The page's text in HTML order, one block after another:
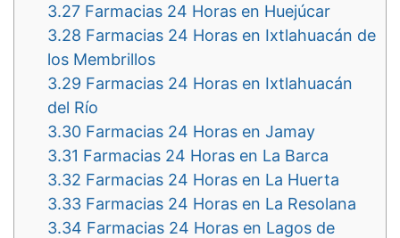
3.27 Farmacias 24 Horas en Huejúcar
3.28 Farmacias 24 Horas en Ixtlahuacán de
los Membrillos
3.29 Farmacias 24 Horas en Ixtlahuacán
del Río
3.30 Farmacias 24 Horas en Jamay
3.31 Farmacias 24 Horas en La Barca
3.32 Farmacias 24 Horas en La Huerta
3.33 Farmacias 24 Horas en La Resolana
3.34 Farmacias 24 Horas en Lagos de